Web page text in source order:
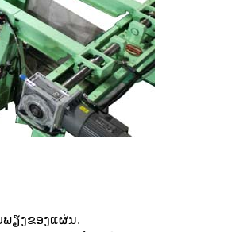
ຽງຂອງແຜ່ນ.